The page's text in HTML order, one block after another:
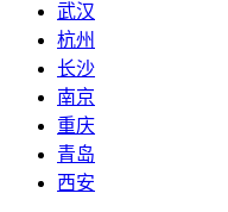
武汉
杭州
长沙
南京
重庆
青岛
西安